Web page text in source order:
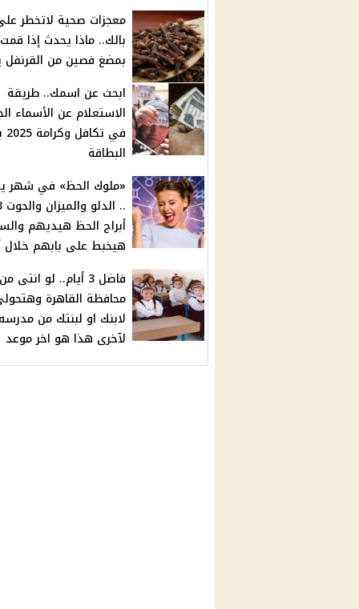
معجزات صحية لاتخطر
بالك.. ماذا يحدث إذا قمت
بمضغ فصين من القرنفل
ابحث عن اسمك.. طريقة
الاستعلام عن الأسماء
البطاقة
«ملوك الحظ» في شهر
..
أبراج الحظ هيديهم
هيخبط على بابهم خلال
فاضل 3 أيام.. لو انتى من
محافظة القاهرة
لابنك او لبنتك من
لآخرى هذا هو اخر موعد